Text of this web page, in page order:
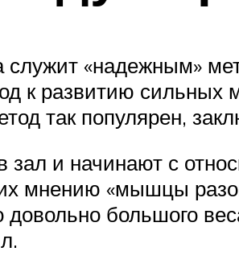
«надежным»
к развитию
так популярен,
зал и начинают с
их мнению «мышцы
довольно большого